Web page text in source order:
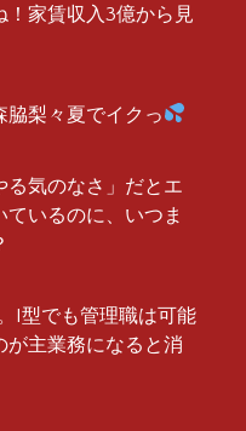
！家賃収入3億から見
脇梨々夏でイクっ
る気のなさ」だとエ
いるのに、いつま
I型でも管理職は可能
が主業務になると消